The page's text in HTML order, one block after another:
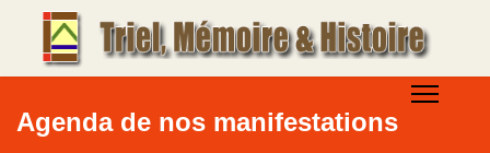
Agenda de nos manifestations